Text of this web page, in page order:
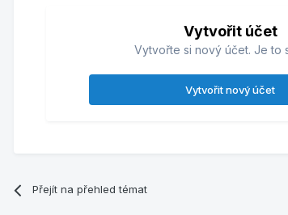
Vytvořit účet
Vytvořte si nový účet. Je to
Vytvořit nový účet
Přejít na přehled témat